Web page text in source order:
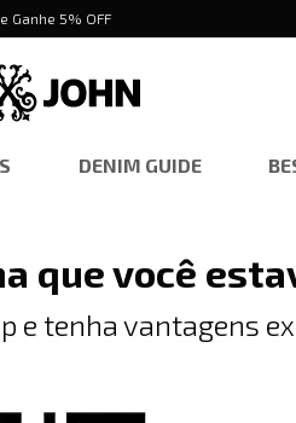
Ganhe 5% OFF
DENIM GUIDE
que você
e tenha vantagens